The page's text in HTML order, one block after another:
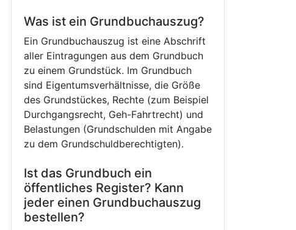
Was ist ein Grundbuchauszug?
Ein Grundbuchauszug ist eine Abschrift
aller Eintragungen aus dem Grundbuch
zu einem Grundstück. Im Grundbuch
sind Eigentumsverhältnisse, die Größe
des Grundstückes, Rechte (zum Beispiel
Durchgangsrecht, Geh-Fahrtrecht) und
Belastungen (Grundschulden mit Angabe
zu dem Grundschuldberechtigten).
Ist das Grundbuch ein
öffentliches Register? Kann
jeder einen Grundbuchauszug
bestellen?